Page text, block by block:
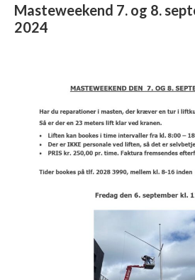
HAVNEN
Masteweekend 7. og 8.
2024